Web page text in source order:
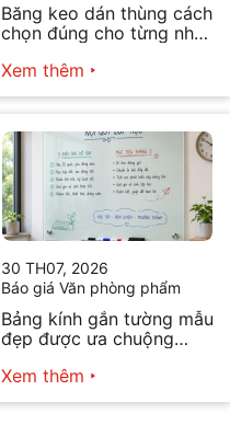
Băng keo dán thùng cách
chọn đúng cho từng nhu
Xem thêm
30 TH07, 2026
Báo giá Văn phòng phẩm
Bảng kính gắn tường mẫu
đẹp được ưa chuộng
Xem thêm